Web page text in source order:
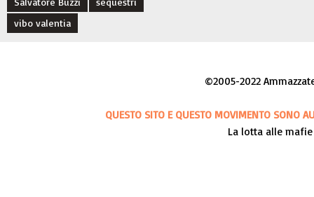
vibo valentia
©2005-2022
QUESTO SITO E QUESTO MOVIMENTO SONO
La lotta alle